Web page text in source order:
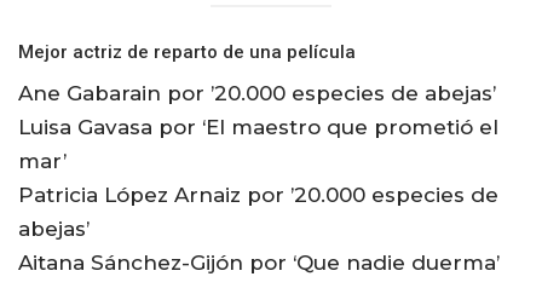
Mejor actriz de reparto de una película
Ane Gabarain por ’20.000 especies de abejas’
Luisa Gavasa por ‘El maestro que prometió el
mar’
Patricia López Arnaiz por ’20.000 especies de
abejas’
Aitana Sánchez-Gijón por ‘Que nadie duerma’